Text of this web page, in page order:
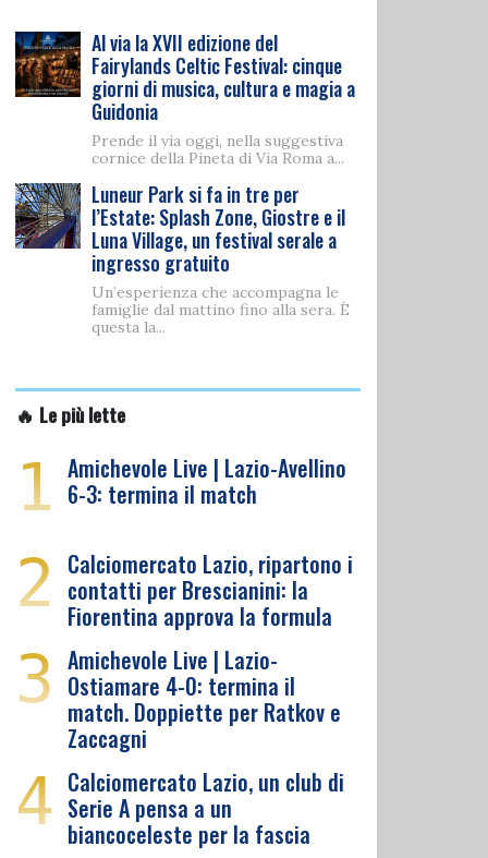
Al via la XVII edizione del
Fairylands Celtic Festival: cinque
giorni di musica, cultura e magia a
Guidonia
Prende il via oggi, nella suggestiva
cornice della Pineta di Via Roma a...
Luneur Park si fa in tre per
l’Estate: Splash Zone, Giostre e il
Luna Village, un festival serale a
ingresso gratuito
Un’esperienza che accompagna le
famiglie dal mattino fino alla sera. È
questa la...
🔥 Le più lette
1 Amichevole Live | Lazio-Avellino
6-3: termina il match
2 Calciomercato Lazio, ripartono i
contatti per Brescianini: la
Fiorentina approva la formula
3 Amichevole Live | Lazio-
Ostiamare 4-0: termina il
match. Doppiette per Ratkov e
Zaccagni
4 Calciomercato Lazio, un club di
Serie A pensa a un
biancoceleste per la fascia